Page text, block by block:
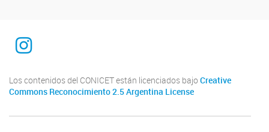
INTEQUI
Los contenidos del CONICET están licenciados bajo Creative
Commons Reconocimiento 2.5 Argentina License